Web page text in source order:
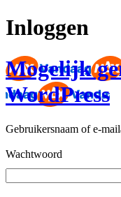
Inloggen
Mogelijk
WordPress
Gebruikersnaam of e-
Wachtwoord